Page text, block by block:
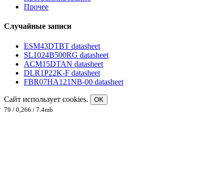
Прочее
Случайные записи
ESM43DTBT datasheet
SL1024B500RG datasheet
ACM15DTAN datasheet
DLR1P22K-F datasheet
FBR07HA121NB-00 datasheet
Сайт использует cookies.
OK
79 / 0,266 / 7.4mb